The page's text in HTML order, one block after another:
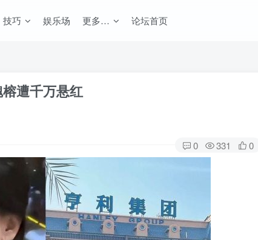
技巧 娱乐场 更多… 论坛首页
遭千万悬红
0 331 0